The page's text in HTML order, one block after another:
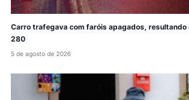
Carro trafegava com faróis apagados, resultando
280
5 de agosto de 2026